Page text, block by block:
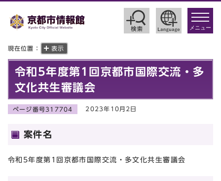
toggle
メニュー
現在位置： 表示
令和5年度第1回京都市国際交流・多
文化共生審議会
ページ番号317704 2023年10月2日
案件名
令和5年度第1回京都市国際交流・多文化共生審議会